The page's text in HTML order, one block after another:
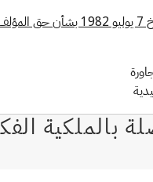
القانون رقم 24/82 المؤرخ 7 يوليو 1982 بشأن